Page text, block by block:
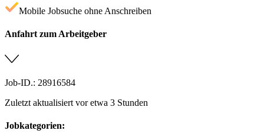
Mobile Jobsuche ohne Anschreiben
Anfahrt zum Arbeitgeber
Job-ID.: 28916584
Zuletzt aktualisiert vor etwa 3 Stunden
Jobkategorien: